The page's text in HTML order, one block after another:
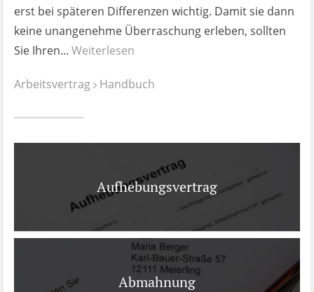
Datenschutz
erst bei späteren Differenzen wichtig. Damit sie dann
keine unangenehme Überraschung erleben, sollten
Sie Ihren... Weiterlesen
Arbeitsvertrag Handbuch
Aufhebungsvertrag
Abmahnung